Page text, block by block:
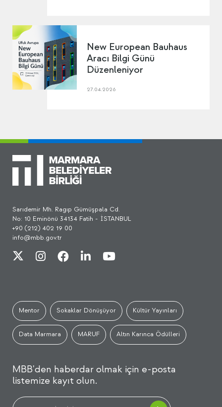
New European Bauhaus
Aracı Bilgi Günü
Düzenleniyor
27.04.2026
Sarıdemir Mh. Ragıp Gümüşpala Cd.
No: 10 Eminönü 34134 Fatih - İSTANBUL
+90 (212) 402 19 00
info@mbb.gov.tr
Mentor Sokaklar Dönüşüyor Kültür Yayınları
Data Marmara MARUF Altın Karınca Ödülleri
MBB'den haberdar olmak için e-posta
listemize kayıt olun.